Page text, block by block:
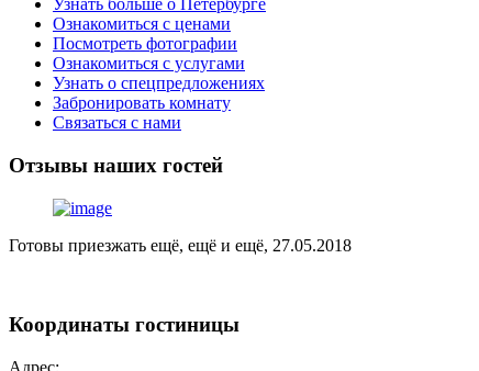
Узнать больше о Петербурге
Ознакомиться с ценами
Посмотреть фотографии
Ознакомиться с услугами
Узнать о спецпредложениях
Забронировать комнату
Связаться с нами
Отзывы наших гостей
Готовы приезжать ещё, ещё и ещё, 27.05.2018
Координаты гостиницы
Адрес: